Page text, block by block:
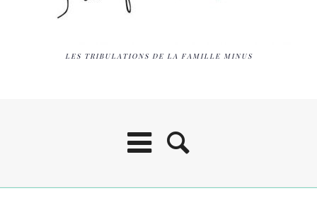
LES TRIBULATIONS DE LA FAMILLE MINUS